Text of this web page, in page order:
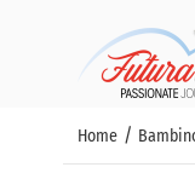
Home /